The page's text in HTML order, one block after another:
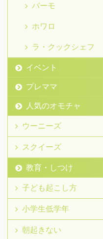
バーモ
ホワロ
ラ・クックシェフ
イベント
プレママ
人気のオモチャ
ウーニーズ
スクイーズ
教育・しつけ
子ども起こし方
小学生低学年
朝起きない